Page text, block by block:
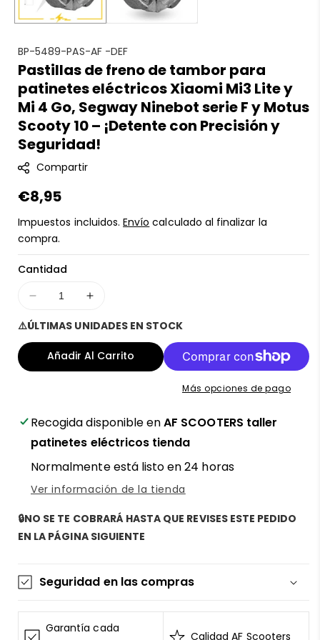
S
K
U
:
BP-5489-PAS-AF -DEF
Pastillas de freno de tambor para
patinetes eléctricos Xiaomi Mi3 Lite y
Mi 4 Go, Segway Ninebot serie F y Motus
Scooty 10 – ¡Detente con Precisión y
Seguridad!
Compartir
Precio
regular
€8,95
Impuestos incluidos.Envío calculado al finalizar la
compra.
Cantidad
Disminuir
cantidad
para
Pastillas
para
patinetes
eléctricos
Xiaomi
Mi3
Lite
y
Mi
4
Ninebot
F
y
Aumentar
para
Pastillas
de
para
patinetes
Xiaomi
Mi3
Lite
y
Mi
4
Ninebot
F
y
⚠️ÚLTIMAS UNIDADES EN STOCK
Añadir Al Carrito
Más opciones de pago
Recogida disponible enAF SCOOTERS taller
patinetes eléctricos tienda
Normalmente está listo en 24 horas
Ver información de la tienda
🔒NO SE TE COBRARÁ HASTA QUE REVISES ESTE PEDIDO
EN LA PÁGINA SIGUIENTE
Seguridad en las compras
La información de las tarjetas se mantiene
segura y sin riesgos
Garantía cada
Calidad AF Scooters